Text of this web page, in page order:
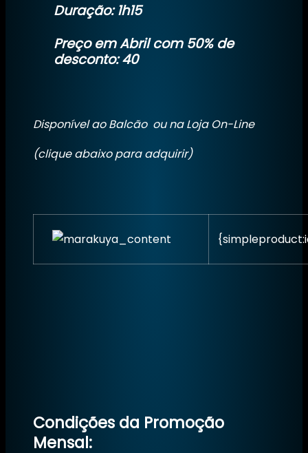
Duração: 1h15
Preço em Abril com 50% de
desconto: 40
Disponível ao Balcão ou na Loja On-Line
(clique abaixo para adquirir)
Condições da Promoção
Mensal: